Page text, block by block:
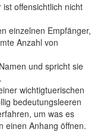
offensichtlich nicht
einzelnen Empfänger,
Anzahl von
und spricht sie
wichtigtuerischen
bedeutungsleeren
um was es
einen Anhang öffnen.